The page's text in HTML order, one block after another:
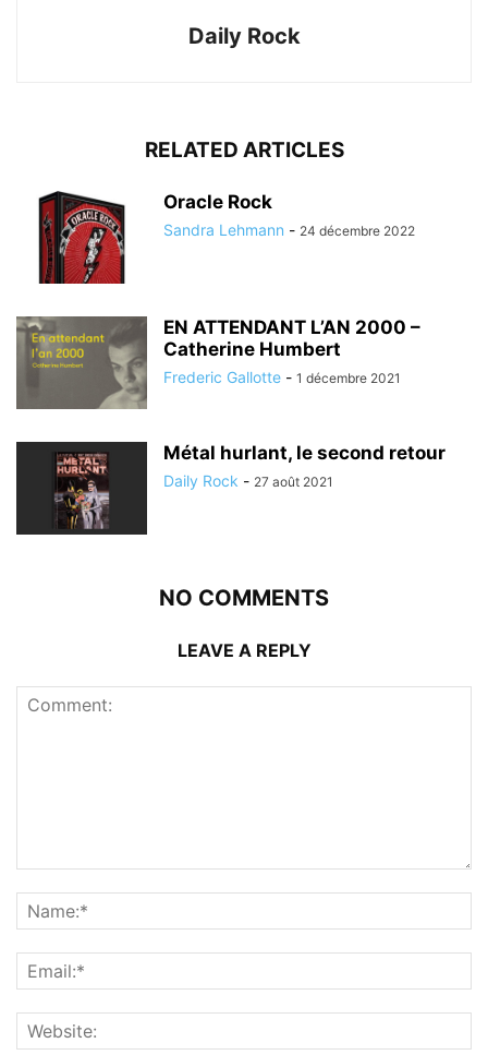
Daily Rock
RELATED ARTICLES
Oracle Rock
Sandra Lehmann - 24 décembre 2022
EN ATTENDANT L’AN 2000 –
Catherine Humbert
Frederic Gallotte - 1 décembre 2021
Métal hurlant, le second retour
Daily Rock - 27 août 2021
NO COMMENTS
LEAVE A REPLY